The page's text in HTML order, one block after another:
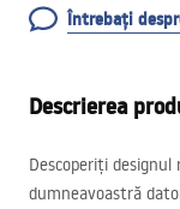
Întrebați
Descrierea
Descoperiți
dumneavoastră